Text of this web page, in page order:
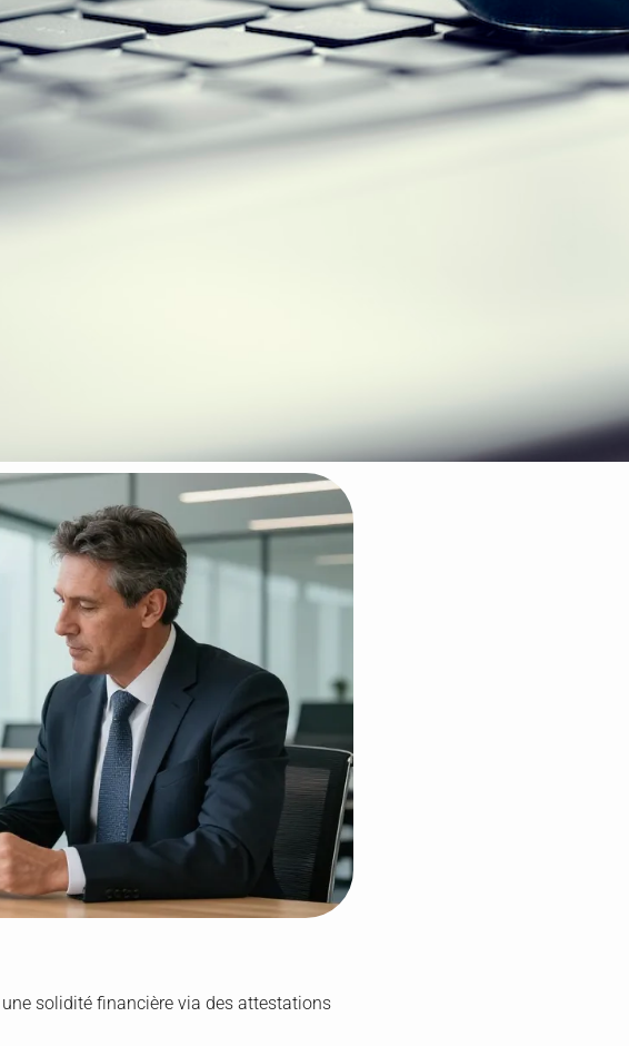
solidité financière via des attestations